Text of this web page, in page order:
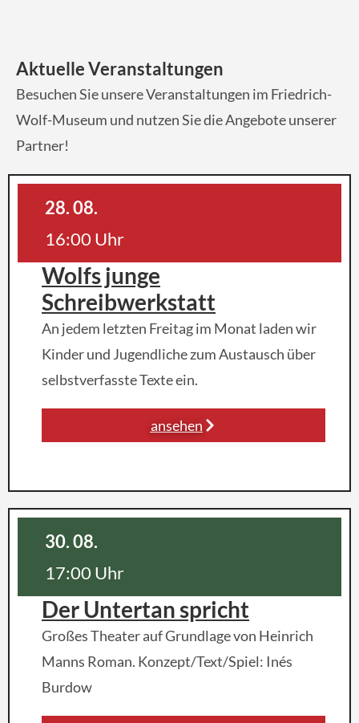
Aktuelle Veranstaltungen
Besuchen Sie unsere Veranstaltungen im Friedrich-
Wolf-Museum und nutzen Sie die Angebote unserer
Partner!
28. 08.
16:00 Uhr
Wolfs junge
Schreibwerkstatt
An jedem letzten Freitag im Monat laden wir
Kinder und Jugendliche zum Austausch über
selbstverfasste Texte ein.
ansehen
30. 08.
17:00 Uhr
Der Untertan spricht
Großes Theater auf Grundlage von Heinrich
Manns Roman. Konzept/Text/Spiel: Inés
Burdow